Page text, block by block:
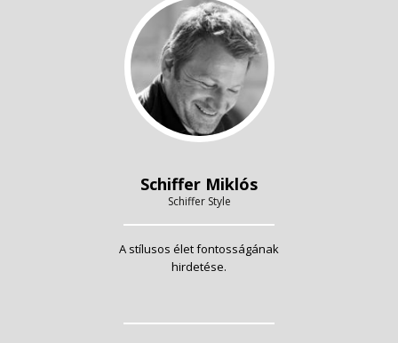
Schiffer Miklós
Schiffer Style
A stílusos élet fontosságának
hirdetése.